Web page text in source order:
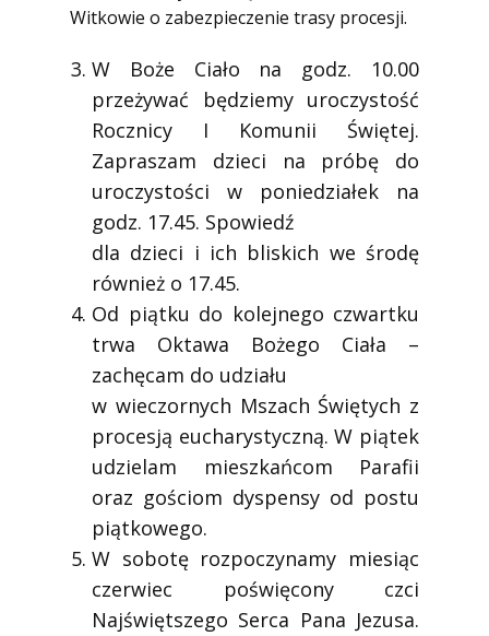
Witkowie o zabezpieczenie trasy procesji.
W Boże Ciało na godz. 10.00
przeżywać będziemy uroczystość
Rocznicy I Komunii Świętej.
Zapraszam dzieci na próbę do
uroczystości w poniedziałek na
godz. 17.45. Spowiedź
dla dzieci i ich bliskich we środę
również o 17.45.
Od piątku do kolejnego czwartku
trwa Oktawa Bożego Ciała –
zachęcam do udziału
w wieczornych Mszach Świętych z
procesją eucharystyczną. W piątek
udzielam mieszkańcom Parafii
oraz gościom dyspensy od postu
piątkowego.
W sobotę rozpoczynamy miesiąc
czerwiec poświęcony czci
Najświętszego Serca Pana Jezusa.